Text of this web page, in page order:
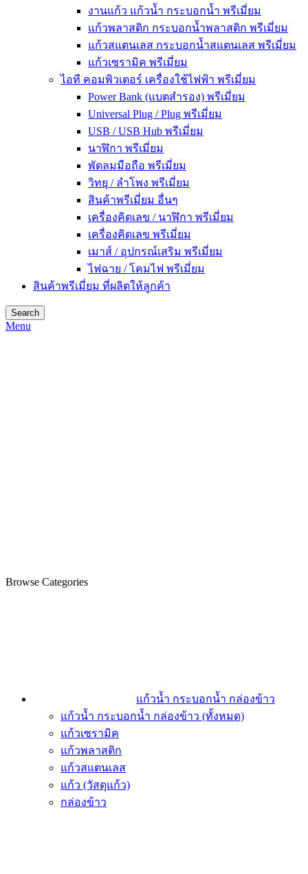
งานแก้ว แก้วน้ำ กระบอกน้ำ พรีเมี่ยม
แก้วพลาสติก กระบอกน้ำพลาสติก พรีเมี่ยม
แก้วสแตนเลส กระบอกน้ำสแตนเลส พรีเมี่ยม
แก้วเซรามิค พรีเมี่ยม
ไอที คอมพิวเตอร์ เครื่องใช้ไฟฟ้า พรีเมี่ยม
Power Bank (แบตสำรอง) พรีเมี่ยม
Universal Plug / Plug พรีเมี่ยม
USB / USB Hub พรีเมี่ยม
นาฬิกา พรีเมี่ยม
พัดลมมือถือ พรีเมี่ยม
วิทยุ / ลำโพง พรีเมี่ยม
สินค้าพรีเมี่ยม อื่นๆ
เครื่องคิดเลข / นาฬิกา พรีเมี่ยม
เครื่องคิดเลข พรีเมี่ยม
เมาส์ / อุปกรณ์เสริม พรีเมี่ยม
ไฟฉาย / โคมไฟ พรีเมี่ยม
สินค้าพรีเมี่ยม ที่ผลิตให้ลูกค้า
Search
Menu
Browse Categories
แก้วน้ำ กระบอกน้ำ กล่องข้าว
แก้วน้ำ กระบอกน้ำ กล่องข้าว (ทั้งหมด)
แก้วเซรามิค
แก้วพลาสติก
แก้วสแตนเลส
แก้ว (วัสดุแก้ว)
กล่องข้าว